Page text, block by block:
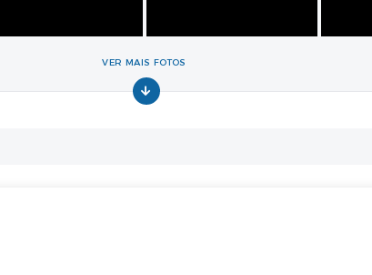
VER MAIS FOTOS